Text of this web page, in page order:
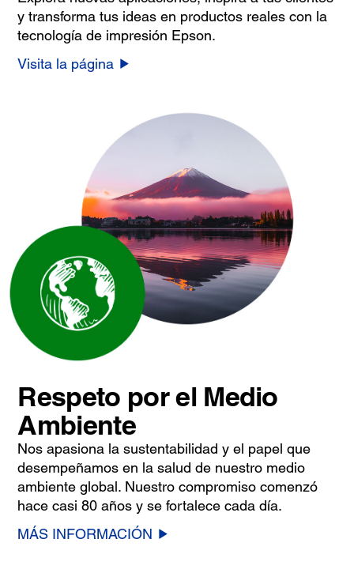
y transforma tus ideas en productos reales con la
tecnología de impresión Epson.
Visita la página
Respeto por el Medio
Ambiente
Nos apasiona la sustentabilidad y el papel que
desempeñamos en la salud de nuestro medio
ambiente global. Nuestro compromiso comenzó
hace casi 80 años y se fortalece cada día.
MÁS INFORMACIÓN